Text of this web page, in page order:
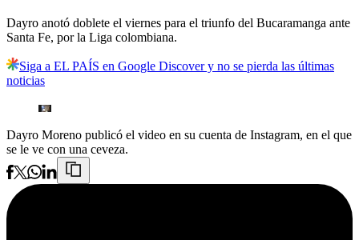
Dayro anotó doblete el viernes para el triunfo del Bucaramanga ante
Santa Fe, por la Liga colombiana.
Siga a EL PAÍS en Google Discover y no se pierda las últimas
noticias
Dayro Moreno publicó el video en su cuenta de Instagram, en el que
se le ve con una ceveza.